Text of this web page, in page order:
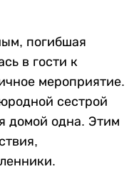
погибшая
в гости к
мероприятие.
сестрой
домой одна. Этим